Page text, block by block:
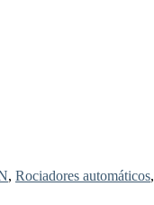
, Rociadores automáticos,